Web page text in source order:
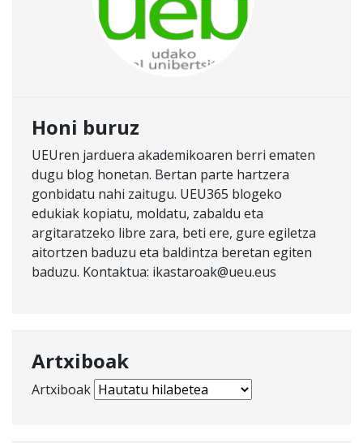
Honi buruz
UEUren jarduera akademikoaren berri ematen
dugu blog honetan. Bertan parte hartzera
gonbidatu nahi zaitugu. UEU365 blogeko
edukiak kopiatu, moldatu, zabaldu eta
argitaratzeko libre zara, beti ere, gure egiletza
aitortzen baduzu eta baldintza beretan egiten
baduzu. Kontaktua: ikastaroak@ueu.eus
Artxiboak
Artxiboak